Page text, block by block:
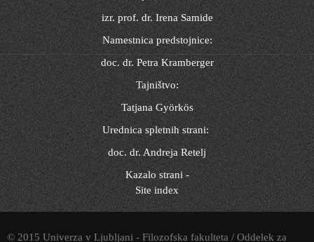
izr. prof. dr. Irena Samide
Namestnica predstojnice:
doc. dr. Petra Kramberger
Tajništvo:
Tatjana Györkös
Urednica spletnih strani:
doc. dr. Andreja Retelj
Kazalo strani -
Site index
© 2015 Univerza v Ljubljani - Filozofska fakulteta / Oddelek za